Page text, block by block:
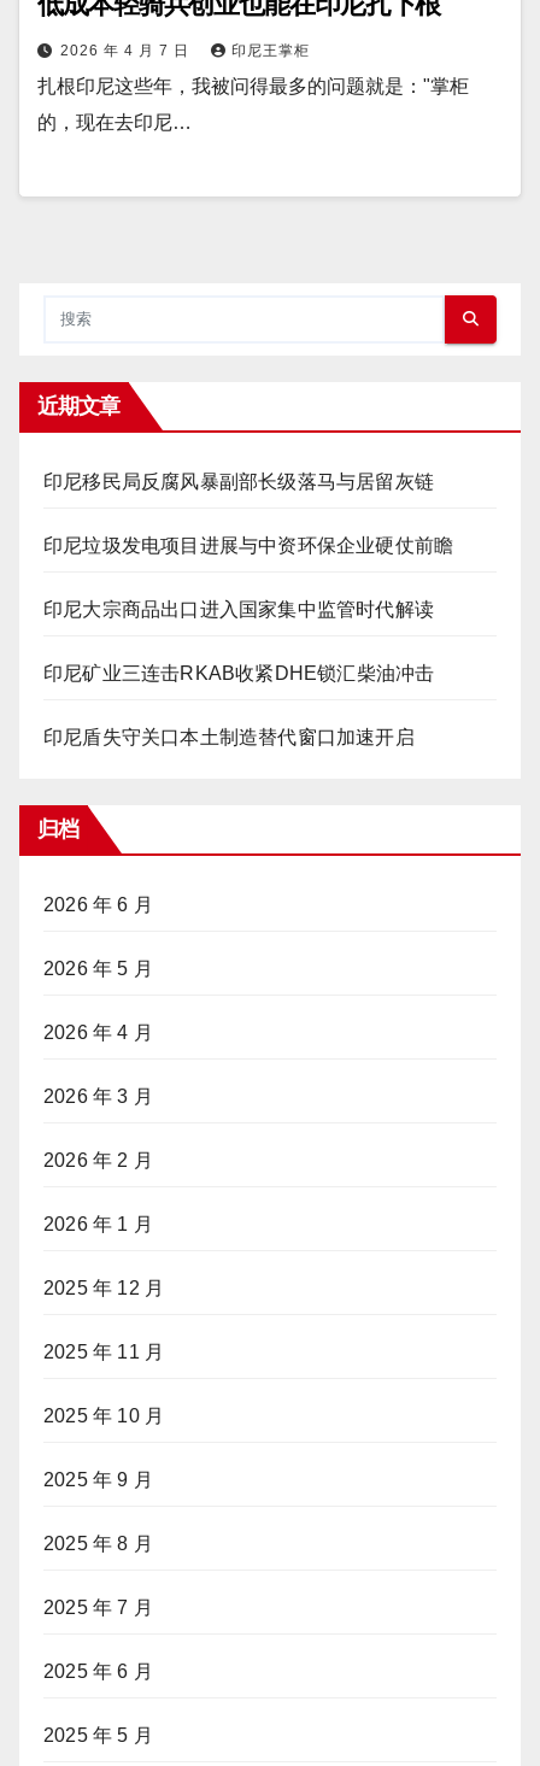
2026 年 4 月 7 日 印尼王掌柜
扎根印尼这些年，我被问得最多的问题就是："掌柜
的，现在去印尼…
近期文章
印尼移民局反腐风暴副部长级落马与居留灰链
印尼垃圾发电项目进展与中资环保企业硬仗前瞻
印尼大宗商品出口进入国家集中监管时代解读
印尼矿业三连击RKAB收紧DHE锁汇柴油冲击
印尼盾失守关口本土制造替代窗口加速开启
归档
2026 年 6 月
2026 年 5 月
2026 年 4 月
2026 年 3 月
2026 年 2 月
2026 年 1 月
2025 年 12 月
2025 年 11 月
2025 年 10 月
2025 年 9 月
2025 年 8 月
2025 年 7 月
2025 年 6 月
2025 年 5 月